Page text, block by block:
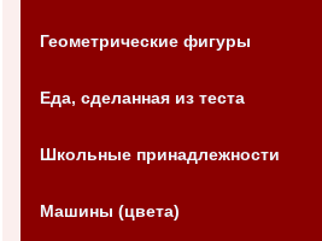
Геометрические фигуры
Еда, сделанная из теста
Школьные принадлежности
Машины (цвета)